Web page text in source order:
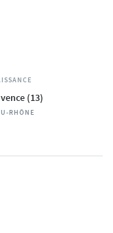
(13)
RHÔNE